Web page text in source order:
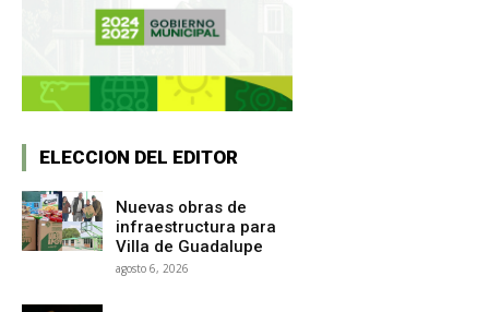
ELECCION DEL EDITOR
Nuevas obras de
infraestructura para
Villa de Guadalupe
agosto 6, 2026